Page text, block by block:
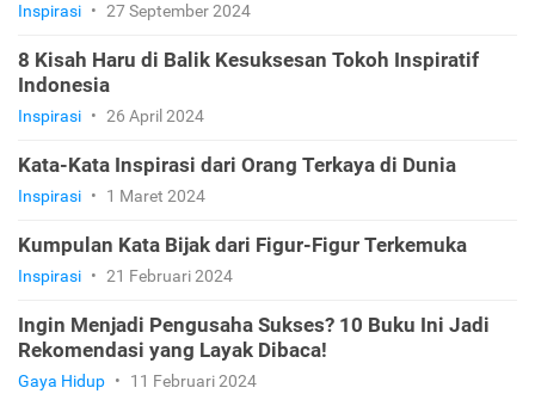
Inspirasi • 27 September 2024
8 Kisah Haru di Balik Kesuksesan Tokoh Inspiratif
Indonesia
Inspirasi • 26 April 2024
Kata-Kata Inspirasi dari Orang Terkaya di Dunia
Inspirasi • 1 Maret 2024
Kumpulan Kata Bijak dari Figur-Figur Terkemuka
Inspirasi • 21 Februari 2024
Ingin Menjadi Pengusaha Sukses? 10 Buku Ini Jadi
Rekomendasi yang Layak Dibaca!
Gaya Hidup • 11 Februari 2024